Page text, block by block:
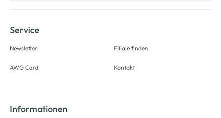
Service
Newsletter
AWG Card
Filiale finden
Kontakt
Informationen